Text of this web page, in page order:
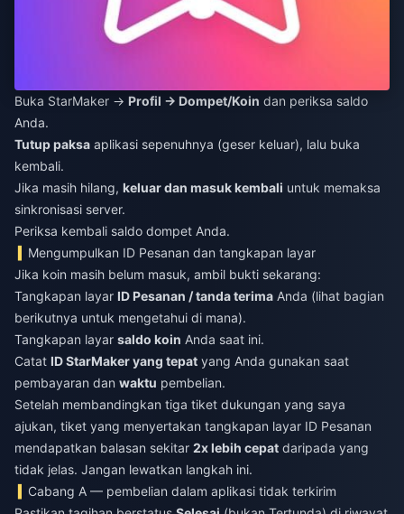
Buka StarMaker → Profil → Dompet/Koin dan periksa saldo
Anda.
Tutup paksa aplikasi sepenuhnya (geser keluar), lalu buka
kembali.
Jika masih hilang, keluar dan masuk kembali untuk memaksa
sinkronisasi server.
Periksa kembali saldo dompet Anda.
Mengumpulkan ID Pesanan dan tangkapan layar
Jika koin masih belum masuk, ambil bukti sekarang:
Tangkapan layar ID Pesanan / tanda terima Anda (lihat bagian
berikutnya untuk mengetahui di mana).
Tangkapan layar saldo koin Anda saat ini.
Catat ID StarMaker yang tepat yang Anda gunakan saat
pembayaran dan waktu pembelian.
Setelah membandingkan tiga tiket dukungan yang saya
ajukan, tiket yang menyertakan tangkapan layar ID Pesanan
mendapatkan balasan sekitar 2x lebih cepat daripada yang
tidak jelas. Jangan lewatkan langkah ini.
Cabang A — pembelian dalam aplikasi tidak terkirim